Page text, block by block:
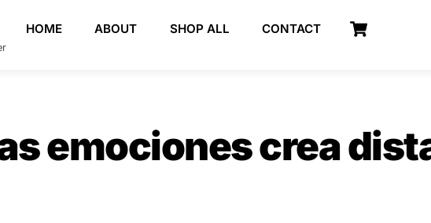
HOME ABOUT SHOP ALL CONTACT
emociones crea